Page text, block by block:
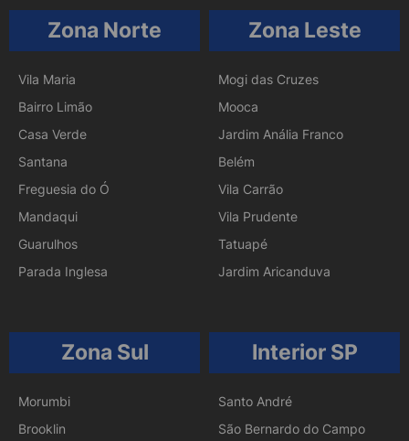
Zona Norte
Vila Maria
Bairro Limão
Casa Verde
Santana
Freguesia do Ó
Mandaqui
Guarulhos
Parada Inglesa
Zona Leste
Mogi das Cruzes
Mooca
Jardim Anália Franco
Belém
Vila Carrão
Vila Prudente
Tatuapé
Jardim Aricanduva
Zona Sul
Morumbi
Brooklin
Interior SP
Santo André
São Bernardo do Campo